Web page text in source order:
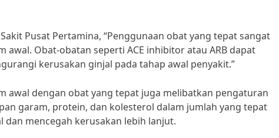
Pusat Pertamina, “Penggunaan obat yang tepat sangat
Obat-obatan seperti ACE inhibitor atau ARB dapat
kerusakan ginjal pada tahap awal penyakit.”
awal dengan obat yang tepat juga melibatkan pengaturan
garam, protein, dan kolesterol dalam jumlah yang tepat
mencegah kerusakan lebih lanjut.